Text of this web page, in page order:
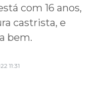
com 16 anos,
castrista, e
bem.
11:31